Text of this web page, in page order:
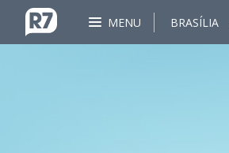
MENU BRASÍLIA